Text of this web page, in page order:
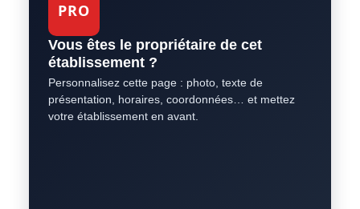
PRO
Vous êtes le propriétaire de cet
établissement ?
Personnalisez cette page : photo, texte de
présentation, horaires, coordonnées… et mettez
votre établissement en avant.